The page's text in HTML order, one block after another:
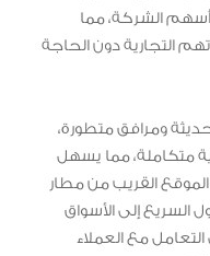
امتلاك 100% من أسهم الشركة، مما
التجارية دون الحاجة
ومرافق متطورة،
متكاملة، مما يسهل
الموقع القريب من مطار
السريع إلى الأسواق
مع العملاء